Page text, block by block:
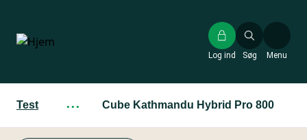
hovedindhold
Søg
Log ind Menu
Test ··· Cube Kathmandu Hybrid Pro 800